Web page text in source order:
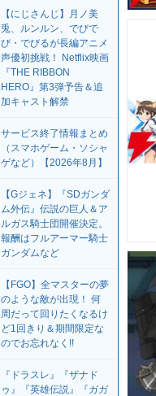
【にじさんじ】月ノ美
兎、ルンルン、でびで
び・でびるが長編アニメ
声優初挑戦！ Netflix映画
『THE RIBBON
HERO』第3弾予告＆追
加キャスト解禁
サービス終了情報まとめ
（スマホゲーム・ソシャ
ゲなど）【2026年8月】
【Gジェネ】『SDガンダ
ム外伝』伝説の巨人＆ア
ルガス騎士団開催決定。
報酬はフルアーマー騎士
ガンダムなど
【FGO】全マスターの夢
のような敵が出現！ 何
周だって回りたくなるけ
ど1回きり＆期間限定な
のでお忘れなく!!
『ドラスレ』『ザナド
ゥ』『英雄伝説』『ガガ